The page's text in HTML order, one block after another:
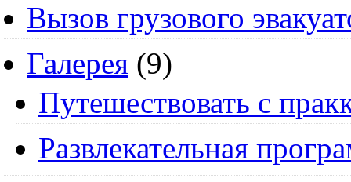
Вызов грузового
Галерея (9)
Путешествовать с
Развлекательная